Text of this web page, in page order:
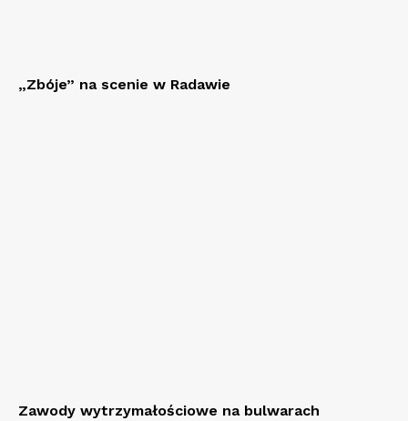
„Zbóje” na scenie w Radawie
Zawody wytrzymałościowe na bulwarach